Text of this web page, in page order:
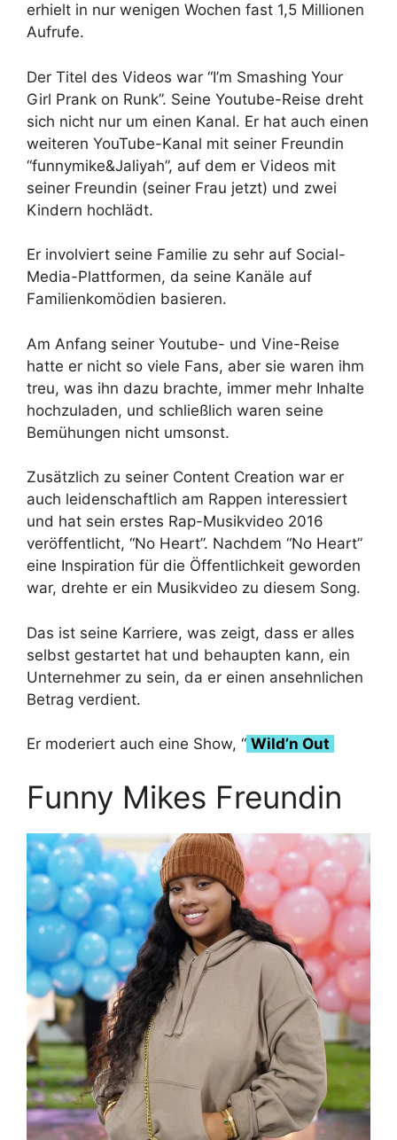
erhielt in nur wenigen Wochen fast 1,5 Millionen
Aufrufe.
Der Titel des Videos war “I’m Smashing Your
Girl Prank on Runk”. Seine Youtube-Reise dreht
sich nicht nur um einen Kanal. Er hat auch einen
weiteren YouTube-Kanal mit seiner Freundin
“funnymike&Jaliyah”, auf dem er Videos mit
seiner Freundin (seiner Frau jetzt) und zwei
Kindern hochlädt.
Er involviert seine Familie zu sehr auf Social-
Media-Plattformen, da seine Kanäle auf
Familienkomödien basieren.
Am Anfang seiner Youtube- und Vine-Reise
hatte er nicht so viele Fans, aber sie waren ihm
treu, was ihn dazu brachte, immer mehr Inhalte
hochzuladen, und schließlich waren seine
Bemühungen nicht umsonst.
Zusätzlich zu seiner Content Creation war er
auch leidenschaftlich am Rappen interessiert
und hat sein erstes Rap-Musikvideo 2016
veröffentlicht, “No Heart”. Nachdem “No Heart”
eine Inspiration für die Öffentlichkeit geworden
war, drehte er ein Musikvideo zu diesem Song.
Das ist seine Karriere, was zeigt, dass er alles
selbst gestartet hat und behaupten kann, ein
Unternehmer zu sein, da er einen ansehnlichen
Betrag verdient.
Er moderiert auch eine Show, “ Wild’n Out
Funny Mikes Freundin